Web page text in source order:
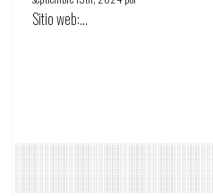
Sitio web:...